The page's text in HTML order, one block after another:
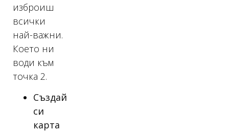
изброиш
всички
най-важни.
Което ни
води към
точка 2.
Създай
си
карта